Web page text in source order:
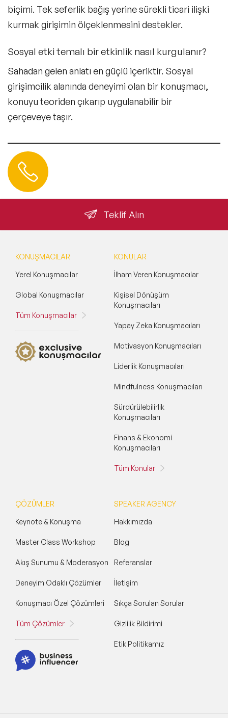
biçimi. Tek seferlik bağış yerine sürekli ticari ilişki
kurmak girişimin ölçeklenmesini destekler.
Sosyal etki temalı bir etkinlik nasıl kurgulanır?
Sahadan gelen anlatı en güçlü içeriktir. Sosyal
girişimcilik alanında deneyimi olan bir konuşmacı,
konuyu teoriden çıkarıp uygulanabilir bir
çerçeveye taşır.
Teklif Alın
KONUŞMACILAR
Yerel Konuşmacılar
Global Konuşmacılar
Tüm Konuşmacılar
KONULAR
İlham Veren Konuşmacılar
Kişisel Dönüşüm
Konuşmacıları
Yapay Zeka Konuşmacıları
Motivasyon Konuşmacıları
Liderlik Konuşmacıları
Mindfulness Konuşmacıları
Sürdürülebilirlik
Konuşmacıları
Finans & Ekonomi
Konuşmacıları
Tüm Konular
ÇÖZÜMLER
Keynote & Konuşma
Master Class Workshop
Akış Sunumu & Moderasyon
Deneyim Odaklı Çözümler
Konuşmacı Özel Çözümleri
Tüm Çözümler
SPEAKER AGENCY
Hakkımızda
Blog
Referanslar
İletişim
Sıkça Sorulan Sorular
Gizlilik Bildirimi
Etik Politikamız